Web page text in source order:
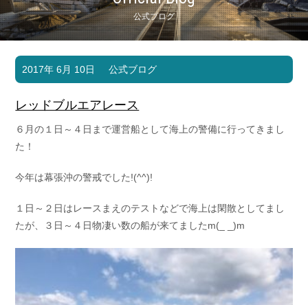
公式ブログ
マリンクラブ
マリンライフを堪能したい！
ボート販売
ボート免許
長年の実績と信頼！
お問い合わせ
採用情報 リンク集
2017年 6月 10日 公式ブログ
レッドブルエアレース
６月の１日～４日まで運営船として海上の警備に行ってきまし
た！
今年は幕張沖の警戒でした!(^^)!
１日～２日はレースまえのテストなどで海上は閑散としてまし
たが、３日～４日物凄い数の船が来てましたm(_ _)m